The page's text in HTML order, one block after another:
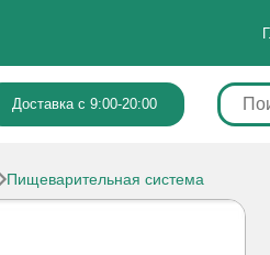
Доставка с 9:00-20:00
Пищеварительная система